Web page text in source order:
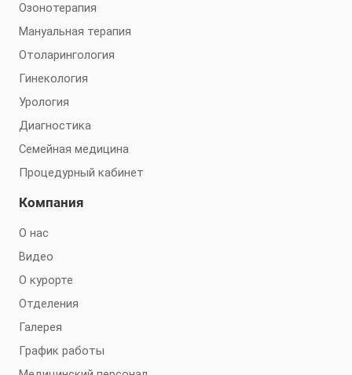
Озонотерапия
Мануальная терапия
Отоларингология
Гинекология
Урология
Диагностика
Семейная медицина
Процедурный кабинет
Компания
О нас
Видео
О курорте
Отделения
Галерея
График работы